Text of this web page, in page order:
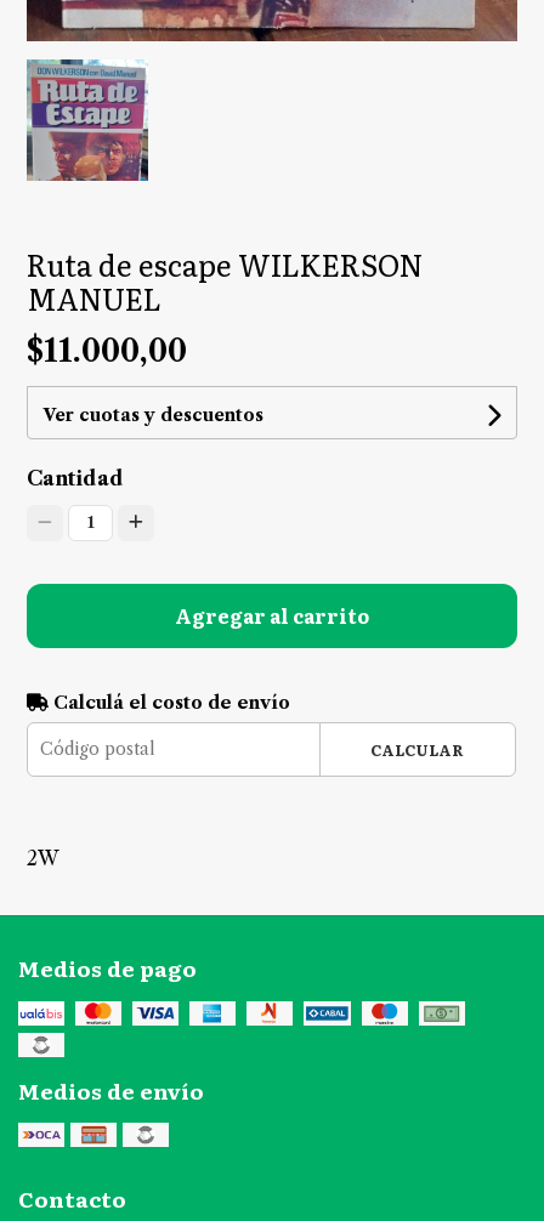
Ruta de escape WILKERSON
MANUEL
$11.000,00
Ver cuotas y descuentos
Cantidad
1
Agregar al carrito
Calculá el costo de envío
CALCULAR
2W
Medios de pago
Medios de envío
Contacto